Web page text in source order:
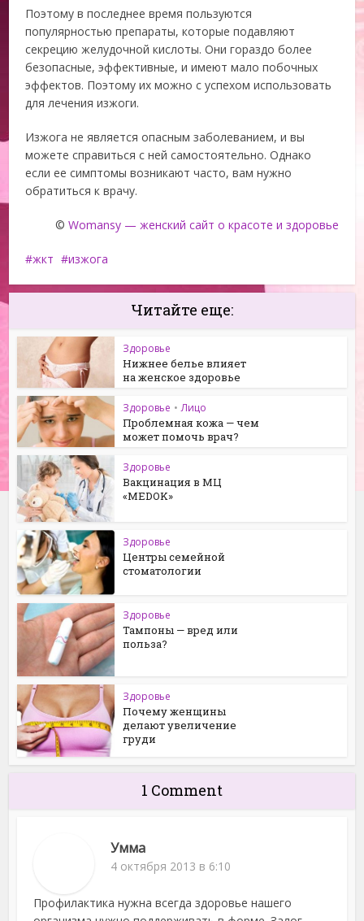
Поэтому в последнее время пользуются
популярностью препараты, которые подавляют
секрецию желудочной кислоты. Они гораздо более
безопасные, эффективные, и имеют мало побочных
эффектов. Поэтому их можно с успехом использовать
для лечения изжоги.
Изжога не является опасным заболеванием, и вы
можете справиться с ней самостоятельно. Однако
если ее симптомы возникают часто, вам нужно
обратиться к врачу.
© Womansy — женский сайт о красоте и здоровье
жкт изжога
Читайте еще:
Здоровье
Нижнее белье влияет
на женское здоровье
Здоровье • Лицо
Проблемная кожа — чем
может помочь врач?
Здоровье
Вакцинация в МЦ
«MEDOK»
Здоровье
Центры семейной
стоматологии
Здоровье
Тампоны — вред или
польза?
Здоровье
Почему женщины
делают увеличение
груди
1 Comment
Умма
4 октября 2013 в 6:10
Профилактика нужна всегда здоровье нашего